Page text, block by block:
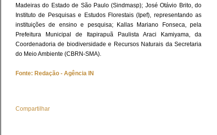
Madeiras do Estado de São Paulo (Sindmasp); José Otávio Brito, do
Instituto de Pesquisas e Estudos Florestais (Ipef), representando as
instituições de ensino e pesquisa; Kallas Mariano Fonseca, pela
Prefeitura Municipal de Itapirapuã Paulista Araci Kamiyama, da
Coordenadoria de biodiversidade e Recursos Naturais da Secretaria
do Meio Ambiente (CBRN-SMA).
Fonte: Redação - Agência IN
Compartilhar